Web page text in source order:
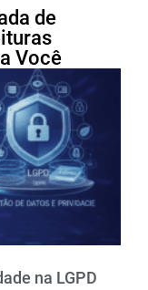
de
Você
na LGPD